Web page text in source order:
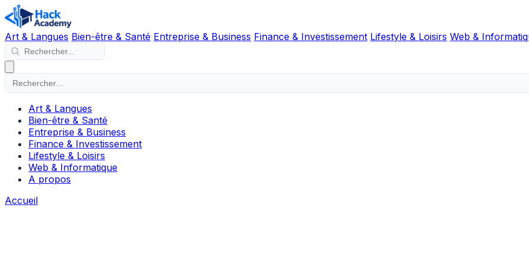
Art & Langues Bien-être & Santé Entreprise & Business Finance & Investissement Lifestyle & Loisirs Web &
Art & Langues
Bien-être & Santé
Entreprise & Business
Finance & Investissement
Lifestyle & Loisirs
Web & Informatique
A propos
Accueil